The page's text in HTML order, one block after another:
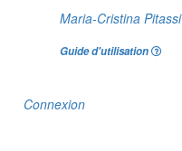
Maria-Cristina Pitassi
Guide d'utilisation
Connexion